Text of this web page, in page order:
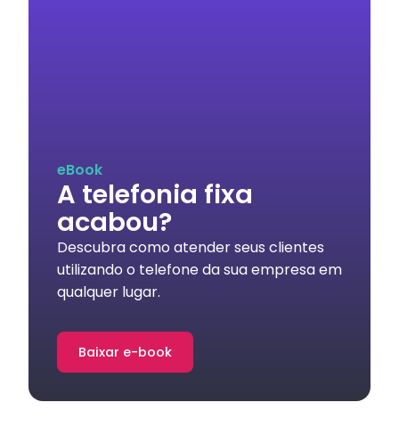
eBook
A telefonia fixa
acabou?
Descubra como atender seus clientes
utilizando o telefone da sua empresa em
qualquer lugar.
Baixar e-book